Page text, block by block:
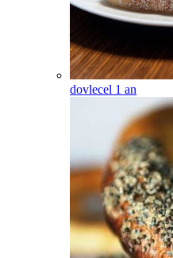
dovlecel 1 an